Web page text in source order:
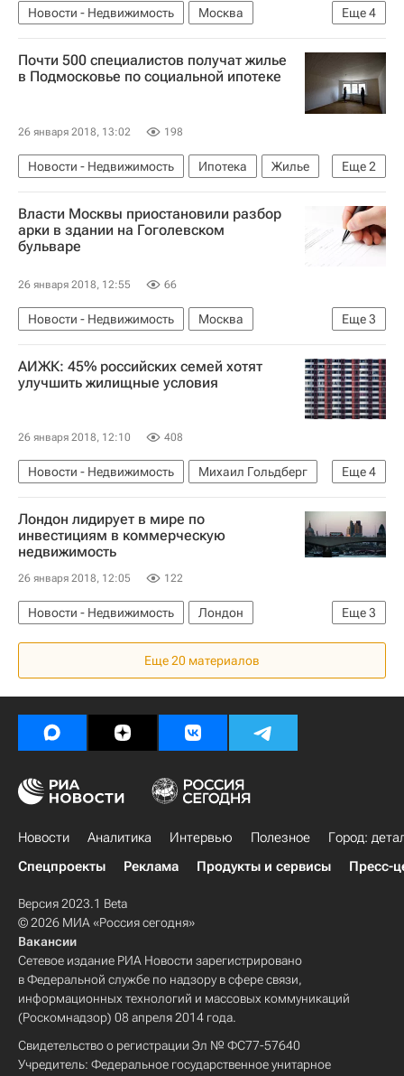
Еще4
Новости - Недвижимость
Москва
"Новая" Москва
Строительство
Жилье
Россия
Почти 500 специалистов получат жилье
в Подмосковье по социальной ипотеке
26 января 2018, 13:02 198
Еще2
Новости - Недвижимость Ипотека
Жилье
Московская область (Подмосковье)
Россия
Власти Москвы приостановили разбор
арки в здании на Гоголевском
бульваре
26 января 2018, 12:55 66
Еще3
Новости - Недвижимость
Москва
Мосгорнаследие
Памятники Россия
АИЖК: 45% российских семей хотят
улучшить жилищные условия
26 января 2018, 12:10 408
Еще4
Новости - Недвижимость
Михаил Гольдберг
Александр Плутник
АИЖК
Жилье
Россия
Лондон лидирует в мире по
инвестициям в коммерческую
недвижимость
26 января 2018, 12:05 122
Еще3
Новости - Недвижимость
Лондон
Великобритания
Коммерческая недвижимость
Инвестиции
Еще 20 материалов
Новости Аналитика Интервью Полезное
Город:
Спецпроекты
Реклама Продукты и сервисы Пресс-
Версия 2023.1 Beta
© 2026 МИА «Россия сегодня»
Вакансии
Сетевое издание РИА Новости зарегистрировано
в Федеральной службе по надзору в сфере связи,
информационных технологий и массовых коммуникаций
(Роскомнадзор) 08 апреля 2014 года.
Свидетельство о регистрации Эл № ФС77-57640
Учредитель: Федеральное государственное унитарное